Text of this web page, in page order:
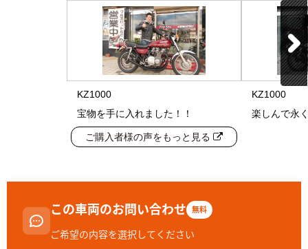
KZ1000
宝物を手に入れました！！
KZ1000
楽しんで永
ご購入者様の声をもっと見る
この車両のお問い合わせ 無料
ご希望の内容を選択してください